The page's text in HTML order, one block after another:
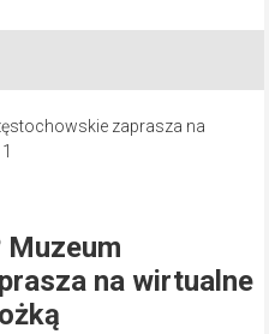
Muzeum
na wirtualne